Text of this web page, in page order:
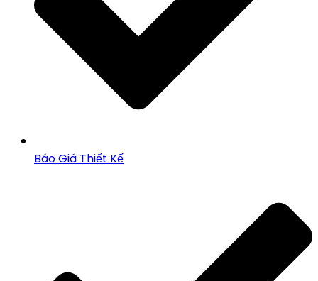
Báo Giá Thiết Kế